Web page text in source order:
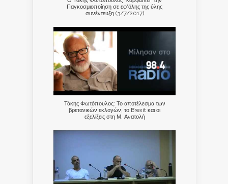
Παγκοσμιοποίηση σε εφ'όλης της ύλης
συνέντευξη (3/7/2017)
Τάκης Φωτόπουλος: Το αποτέλεσμα των
βρετανικών εκλογών, το Brexit και οι
εξελίξεις στη Μ. Ανατολή